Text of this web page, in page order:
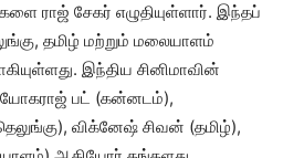
ராஜ் சேகர் எழுதியுள்ளார். இந்தப்
தமிழ் மற்றும் மலையாளம்
இந்திய சினிமாவின்
யோகராஜ் பட் (கன்னடம்),
விக்னேஷ் சிவன் (தமிழ்),